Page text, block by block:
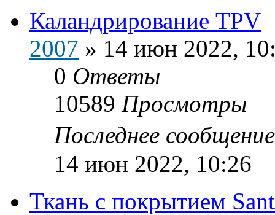
Каландрирование TPV
2007 » 14 июн 2022,
0 Ответы
10589 Просмотры
Последнее
14 июн 2022, 10:26
Ткань с покрытием